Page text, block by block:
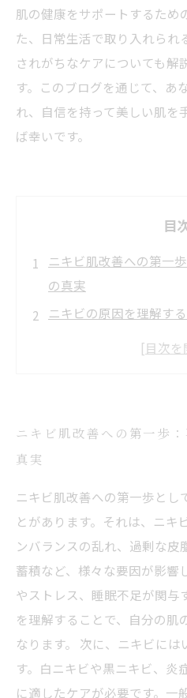
肌の健康をサポートするため
た、日常生活で取り入れられ
されがちなケアについても解
す。このブログを通じて、あ
れ、自信を持って美しい肌を
ば幸いです。
目
ニキビ肌改善への第一
の真実
ニキビの原因を理解す
日常生活でできる簡単
誤解されがちなケア方
いるNG行動とは
自信を持って美しい肌
の物語
ニキビ肌改善への第一歩
真実
ニキビ肌改善への第一歩とし
とがあります。それは、ニキ
ンバランスの乱れ、過剰な皮
蓄積など、様々な要因が影響
やストレス、睡眠不足が関与
を理解することで、自分の肌
なります。 次に、ニキビに
す。白ニキビや黒ニキビ、炎
に適したケアが必要です。一